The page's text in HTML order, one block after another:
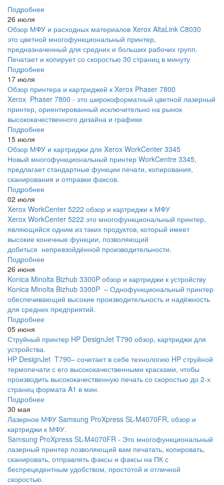
Подробнее
26 июля
Обзор МФУ и расходных материалов Xerox AltaLink C8030
это цветной многофункциональный принтер,
предназначенный для средних и больших рабочих групп.
Печатает и копирует со скоростью 30 страниц в минуту
Подробнее
17 июля
Обзор принтера и картриджей к Xerox Phaser 7800
Xerox Phaser 7800 - это широкоформатный цветной лазерный
принтер, ориентированный исключительно на рынок
высококачественного дизайна и графики
Подробнее
15 июля
Обзор МФУ и картриджи для Xerox WorkCenter 3345
Новый многофункциональный принтер WorkCentre 3345,
предлагает стандартные функции печати, копирования,
сканирования и отправки факсов.
Подробнее
02 июля
Xerox WorkCenter 5222 обзор и картриджи к МФУ
Xerox WorkCenter 5222 это многофункциональный принтер,
являющийся одним из таких продуктов, который имеет
высокие конечные функции, позволяющий
добиться непревзойдённой производительности.
Подробнее
26 июня
Konica Minolta Bizhub 3300P обзор и картриджи к устройству
Konica Minolta Bizhub 3300P – Однофункциональный принтер
обеспечивающий высокие производительность и надёжность
для средних предприятий.
Подробнее
05 июня
Струйный принтер HP DesignJet T790 обзор, картриджи для
устройства.
HP DesignJet T790– сочетает в себе технологию HP струйной
термопечати с его высококачественными красками, чтобы
производить высококачественную печать со скоростью до 2-х
страниц формата A1 в мин.
Подробнее
30 мая
Лазерное МФУ Samsung ProXpress SL-M4070FR, обзор и
картриджи к МФУ.
Samsung ProXpress SL-M4070FR - Это многофункциональный
лазерный принтер позволяющий вам печатать, копировать,
сканировать, отправлять факсы и факсы на ПК с
беспрецедентным удобством, простотой и отличной
скоростью.